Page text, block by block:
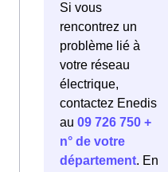
Si vous
rencontrez un
problème lié à
votre réseau
électrique,
contactez Enedis
au 09 726 750 +
n° de votre
département. En